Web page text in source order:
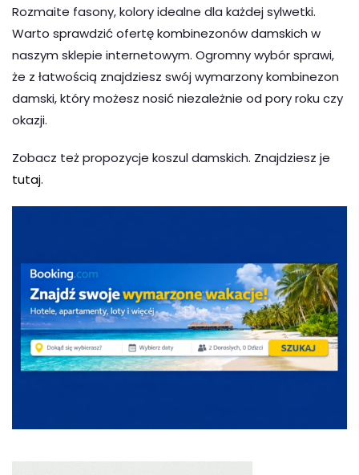
Rozmaite fasony, kolory idealne dla każdej sylwetki.
Warto sprawdzić ofertę kombinezonów damskich w
naszym sklepie internetowym. Ogromny wybór sprawi,
że z łatwością znajdziesz swój wymarzony kombinezon
damski, który możesz nosić niezależnie od pory roku czy
okazji.
Zobacz też propozycje koszul damskich. Znajdziesz je
tutaj.